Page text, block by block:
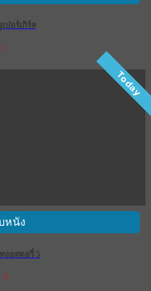
ปอร์เกิร์ล
1
Today
หนัง
อยสตอรี่ 5
8